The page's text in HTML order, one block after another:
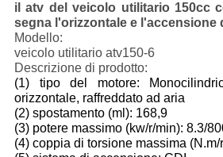
il atv del veicolo utilitario 150cc
segna l'orizzontale e l'accensione
Modello:
veicolo utilitario atv150-6
Descrizione di prodotto:
(1) tipo del motore:
orizzontale, raffreddato ad aria
(2) spostamento (ml): 168,9
(3) potere massimo (kw/r/min): 8.3/
(4) coppia di torsione massima